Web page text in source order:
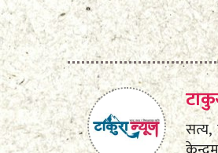
सत्य,